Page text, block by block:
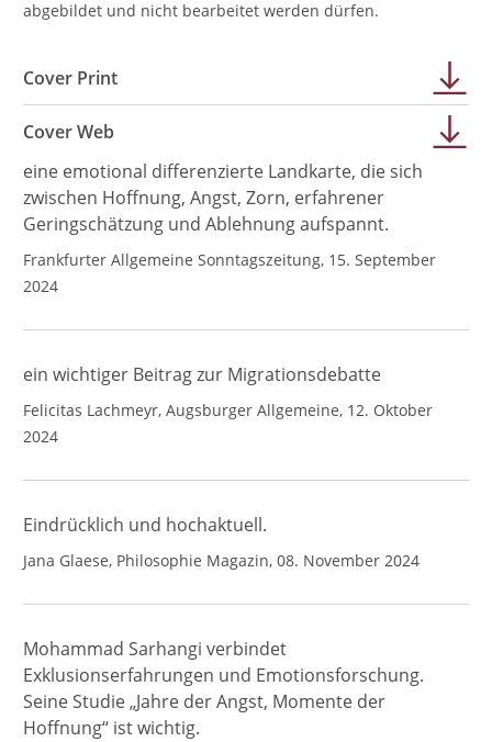
abgebildet und nicht bearbeitet werden dürfen.
Cover Print
Cover Web
eine emotional differenzierte Landkarte, die sich
zwischen Hoffnung, Angst, Zorn, erfahrener
Geringschätzung und Ablehnung aufspannt.
Frankfurter Allgemeine Sonntagszeitung, 15. September
2024
ein wichtiger Beitrag zur Migrationsdebatte
Felicitas Lachmeyr, Augsburger Allgemeine, 12. Oktober
2024
Eindrücklich und hochaktuell.
Jana Glaese, Philosophie Magazin, 08. November 2024
Mohammad Sarhangi verbindet
Exklusionserfahrungen und Emotionsforschung.
Seine Studie „Jahre der Angst, Momente der
Hoffnung“ ist wichtig.